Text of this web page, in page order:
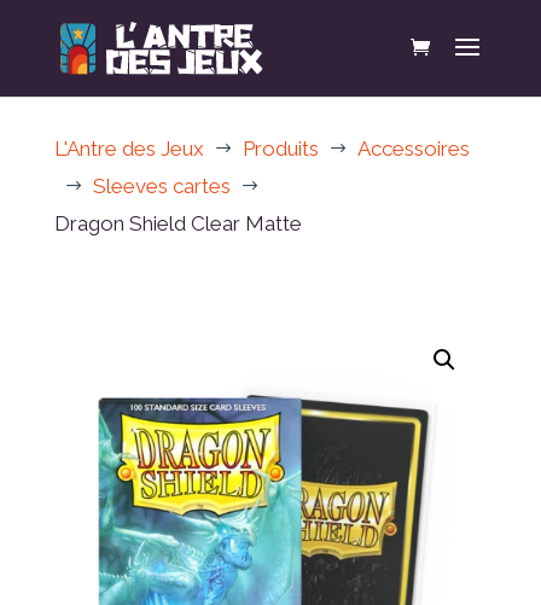
L'Antre des Jeux $ Produits $ Accessoires
$ Sleeves cartes $
Dragon Shield Clear Matte